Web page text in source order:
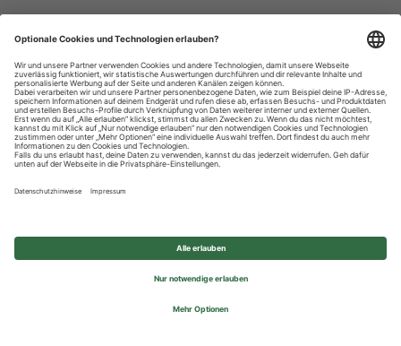
Datenschutzhinweise
Impressum
Privatsphäre-Einstellungen
© 2026 REWE Group - All rights reserved